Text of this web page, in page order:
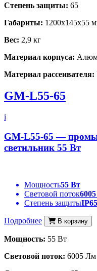
Степень защиты: 65
Габариты: 1200x145x55
Вес: 2,9 кг
Материал корпуса:
Материал рассеивателя:
GM-L55-65
i
GM-L55-65 —
светильник 55 Вт
Мощность55 Вт
Световой поток
Степень защитыIP65
Подробнее В корзину
Мощность: 55 Вт
Световой поток: 6005 Лм